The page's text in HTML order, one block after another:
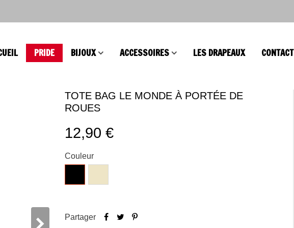
PRIDE BIJOUX ACCESSOIRES LES DRAPEAUX CONTACT
TOTE BAG LE MONDE À PORTÉE DE
ROUES
12,90 €
Couleur
Partager